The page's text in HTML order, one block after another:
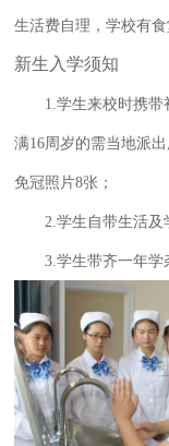
生活费自理，学校有食
新生入学须知
1.学生来校时携
满16周岁的需当地派
免冠照片8张；
2.学生自带生活及
3.学生带齐一年学